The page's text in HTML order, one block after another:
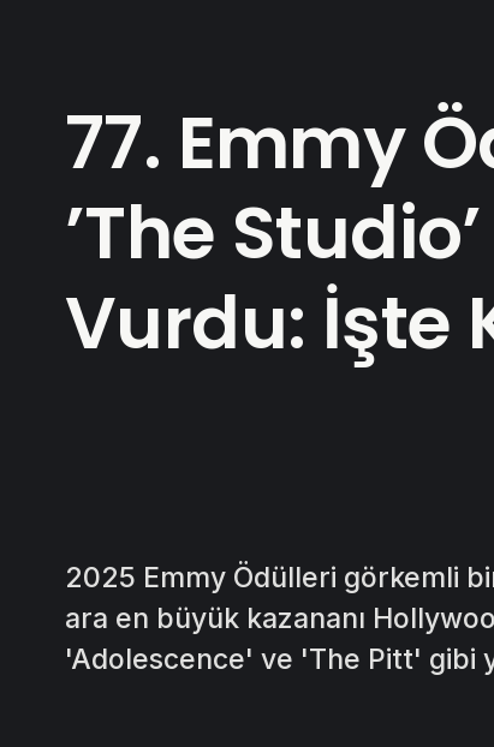
77. Emmy
’The
Vurdu: İşte
2025 Emmy Ödülleri görkemli
ara en büyük kazananı
'Adolescence' ve 'The Pitt' gibi